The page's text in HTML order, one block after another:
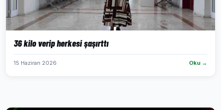
36 kilo verip herkesi şaşırttı
15 Haziran 2026 Oku →